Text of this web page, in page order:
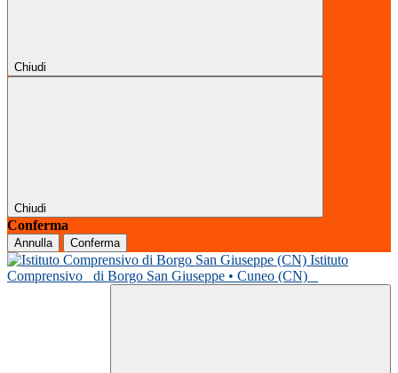
Chiudi
Chiudi
Conferma
Annulla Conferma
Istituto
Comprensivo
di Borgo San Giuseppe • Cuneo (CN)